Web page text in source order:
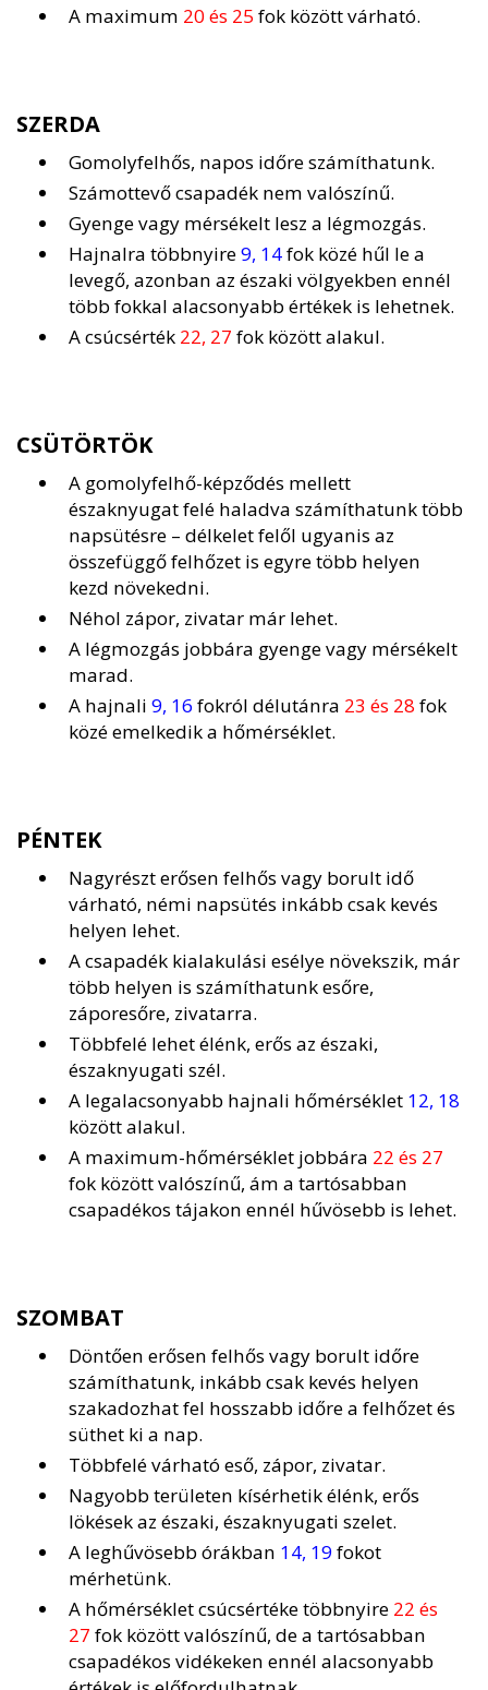
A maximum 20 és 25 fok között várható.
SZERDA
Gomolyfelhős, napos időre számíthatunk.
Számottevő csapadék nem valószínű.
Gyenge vagy mérsékelt lesz a légmozgás.
Hajnalra többnyire9, 14fok közé hűl le a
levegő, azonban az északi völgyekben ennél
több fokkal alacsonyabb értékek is lehetnek.
A csúcsérték 22, 27 fok között alakul.
CSÜTÖRTÖK
A gomolyfelhő-képződés mellett
északnyugat felé haladva számíthatunk több
napsütésre – délkelet felől ugyanis az
összefüggő felhőzet is egyre több helyen
kezd növekedni.
Néhol zápor, zivatar már lehet.
A légmozgás jobbára gyenge vagy mérsékelt
marad.
A hajnali 9, 16 fokról délutánra 23 és 28 fok
közé emelkedik a hőmérséklet.
PÉNTEK
Nagyrészt erősen felhős vagy borult idő
várható, némi napsütés inkább csak kevés
helyen lehet.
A csapadék kialakulási esélye növekszik, már
több helyen is számíthatunk esőre,
záporesőre, zivatarra.
Többfelé lehet élénk, erős az északi,
északnyugati szél.
A legalacsonyabb hajnali hőmérséklet 12, 18
között alakul.
A maximum-hőmérséklet jobbára 22 és 27
fok között valószínű, ám a tartósabban
csapadékos tájakon ennél hűvösebb is lehet.
SZOMBAT
Döntően erősen felhős vagy borult időre
számíthatunk, inkább csak kevés helyen
szakadozhat fel hosszabb időre a felhőzet és
süthet ki a nap.
Többfelé várható eső, zápor, zivatar.
Nagyobb területen kísérhetik élénk, erős
lökések az északi, északnyugati szelet.
A leghűvösebb órákban 14, 19fokot
mérhetünk.
A hőmérséklet csúcsértéke többnyire 22 és
27 fok között valószínű, de a tartósabban
csapadékos vidékeken ennél alacsonyabb